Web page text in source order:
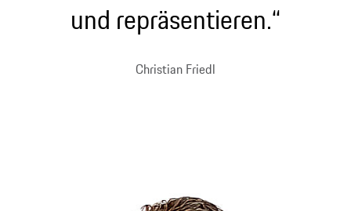
und repräsentieren.“
Christian Friedl